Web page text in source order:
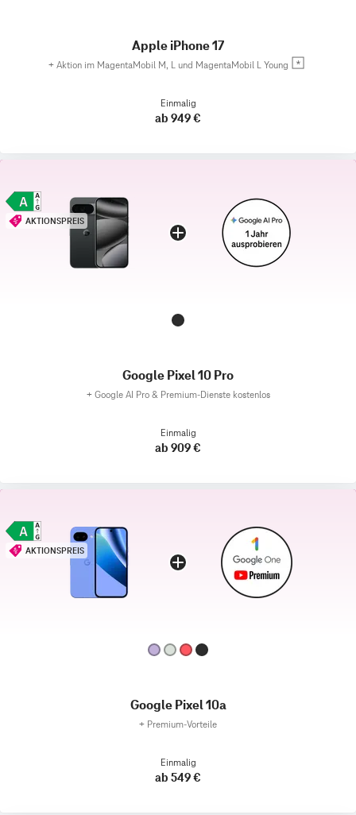
Apple iPhone 17
+ Aktion im MagentaMobil M, L und MagentaMobil L Young
Einmalig
ab 949 €
AKTIONSPREIS
Google Pixel 10 Pro
+ Google AI Pro & Premium-Dienste kostenlos
Einmalig
ab 909 €
AKTIONSPREIS
Google Pixel 10a
+ Premium‑Vorteile
Einmalig
ab 549 €